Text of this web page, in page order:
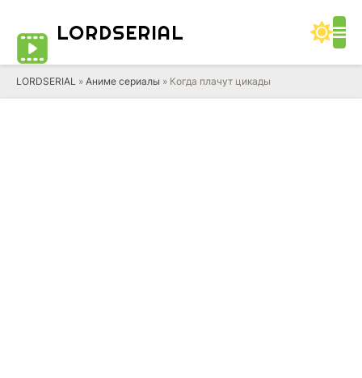
LORDSERIAL
LORDSERIAL » Аниме сериалы » Когда плачут цикады